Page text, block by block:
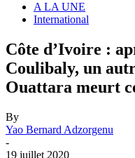
A LA UNE
International
Côte d’Ivoire :
Coulibaly, un
Ouattara meurt
By
Yao Bernard Adzorgenu
-
19 juillet 2020